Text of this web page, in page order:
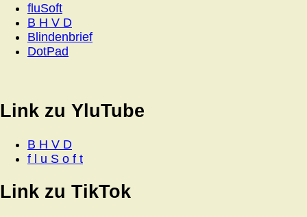
fluSoft
B H V D
Blindenbrief
DotPad
Link zu YluTube
B H V D
f l u S o f t
Link zu TikTok